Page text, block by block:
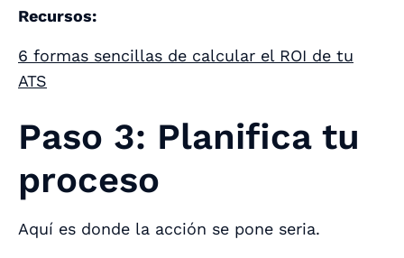
Recursos:
6 formas sencillas de calcular el ROI de tu
ATS
Paso 3: Planifica tu
proceso
Aquí es donde la acción se pone seria.